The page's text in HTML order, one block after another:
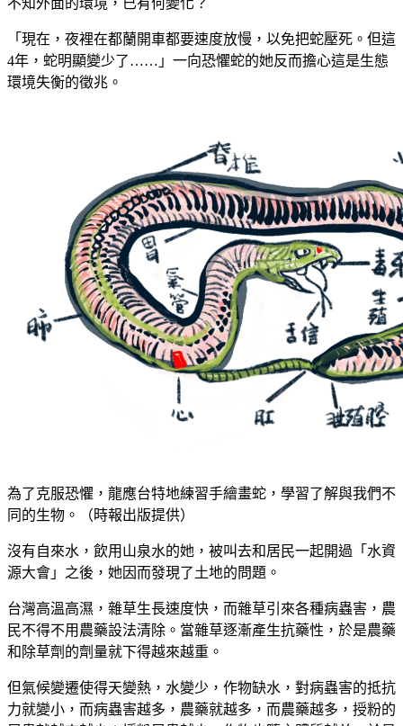
不知外面的環境，已有何變化？
「現在，夜裡在都蘭開車都要速度放慢，以免把蛇壓死。但這
4年，蛇明顯變少了……」一向恐懼蛇的她反而擔心這是生態
環境失衡的徵兆。
為了克服恐懼，龍應台特地練習手繪畫蛇，學習了解與我們不
同的生物。（時報出版提供）
沒有自來水，飲用山泉水的她，被叫去和居民一起開過「水資
源大會」之後，她因而發現了土地的問題。
台灣高溫高濕，雜草生長速度快，而雜草引來各種病蟲害，農
民不得不用農藥設法清除。當雜草逐漸產生抗藥性，於是農藥
和除草劑的劑量就下得越來越重。
但氣候變遷使得天變熱，水變少，作物缺水，對病蟲害的抵抗
力就變小，而病蟲害越多，農藥就越多，而農藥越多，授粉的